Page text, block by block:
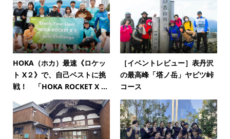
HOKA（ホカ）最速《ロケッ
ト X２》で、自己ベストに挑
戦！ 「HOKA ROCKET X ...
［イベントレビュー］表丹沢
の最高峰「塔ノ岳」ヤビツ峠
コース